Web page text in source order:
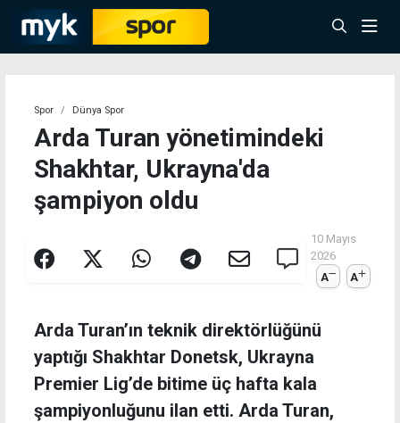
Spor Dünya Spor
Arda Turan yönetimindeki
Shakhtar, Ukrayna'da
şampiyon oldu
10 Mayıs
2026
A
A
Arda Turan’ın teknik direktörlüğünü
yaptığı Shakhtar Donetsk, Ukrayna
Premier Lig’de bitime üç hafta kala
şampiyonluğunu ilan etti. Arda Turan,